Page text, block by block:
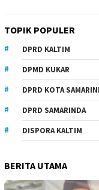
TOPIK POPULER
DPRD KALTIM
DPMD KUKAR
DPRD KOTA
DPRD SAMARINDA
DISPORA KALTIM
BERITA UTAMA